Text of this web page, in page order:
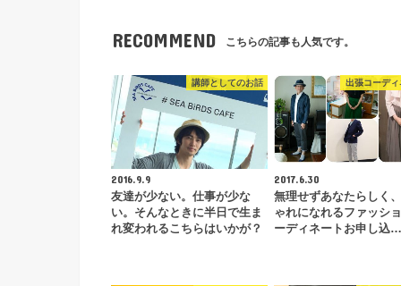
RECOMMEND こちらの記事も人気です。
講師としてのお話
2016.9.9
友達が少ない。仕事が少な
い。そんなときに半日で生ま
れ変われるこちらはいかが？
出張コーディ
2017.6.30
無理せずあなたらしく
ゃれになれるファッシ
ーディネートお申し込…